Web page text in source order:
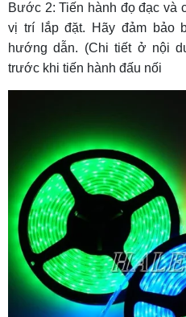
Bước 2: Tiến hành đọ đạc và
vị trí lắp đặt. Hãy đảm bảo
hướng dẫn. (Chi tiết ở nội
trước khi tiến hành đấu nối